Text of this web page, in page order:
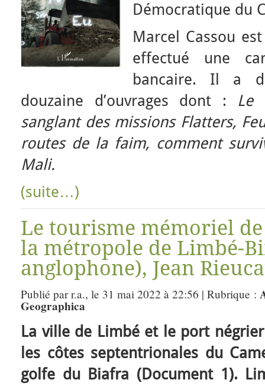
Démocratique du
Marcel Cassou
effectué une
bancaire. Il a
douzaine d’ouvrages dont : Le
sanglant des missions Flatters,
routes de la faim, comment
Mali.
(suite…)
Le tourisme mémoriel de
la métropole de Limbé-
anglophone), Jean
Publié par r.a., le 31 mai 2022 à 22:56 | Rubrique :
Geographica
La ville de Limbé et le port
les côtes septentrionales du
golfe du Biafra (Document 1).